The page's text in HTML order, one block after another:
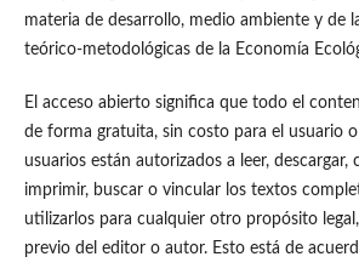
materia de desarrollo, medio ambiente y de
teórico-metodológicas de la Economía
El acceso abierto significa que todo el
de forma gratuita, sin costo para el usuario
usuarios están autorizados a leer, descargar,
imprimir, buscar o vincular los textos
utilizarlos para cualquier otro propósito
previo del editor o autor. Esto está de